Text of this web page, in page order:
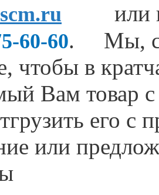
или
60-60. Мы, со
чтобы в
Вам товар
его с
или